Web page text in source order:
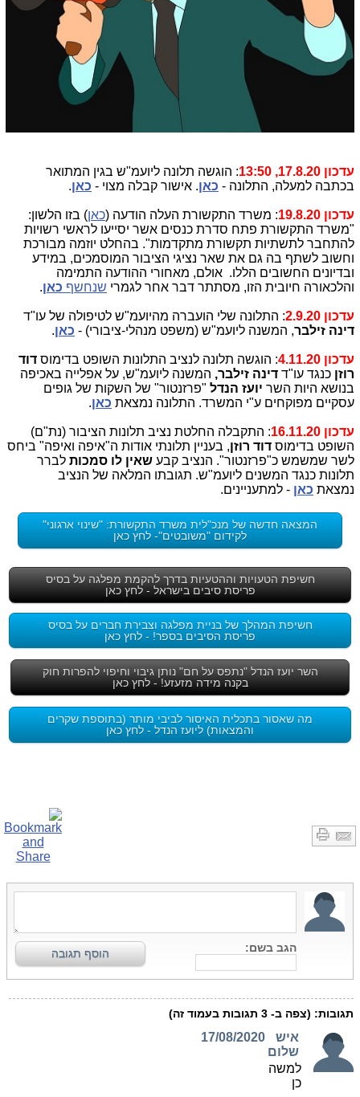
עדכון 17.8.20, 13:50
: הוגשה תלונה ליועמ"ש בגין המתואר
בכתבה למעלה, התלונה - כאן. אישור קבלה מצוי - כאן.
עדכון 19.8.20 : משרד התקשורת העלה הודעה (כאן) בזו הלשון:
"משרד התקשורת פתח סדרת כנסים אשר יסייעו לראשי רשויות
להתחבר לתשתיות תקשורת מתקדמות". בהחלט יוזמה מבורכת
וחשוב לשתף בה גם את שאר נציגי הציבור המוסמכים, במידע
ובדיונים החשובים הללו. אולם, מאחורי ההודעה התמימה
והלכאורה חיובית הזו, מסתתר דבר אחר לגמרי שנחשף כאן.
עדכון 2.9.20
: התלונה שלי הועברה מהיועמ"ש לטיפולה של עו"ד
דינה זילבר, המשנה ליועמ"ש (משפט מנהלי-ציבורי) - כאן.
עדכון 4.11.20 : הוגשה תלונה לנציב התלונות השופט בדימוס דוד
רוזן כנגד עו"ד דינה זילבר, המשנה ליועמ"ש, על אפלייה באכיפה
בנושא היות השר יועז הנדל "פרזנטור" של השקות של גופים
עסקיים מפוקחים ע"י המשרד. התלונה נמצאת כאן.
עדכון 16.11.20
: התקבלה החלטת נציב תלונות הציבור (נת"ם)
השופט בדימוס דוד רוזן, בעניין תלונתי אודות ה"איפה ואיפה" ביחס
לשר שמשמש כ"פרזנטור". הנציב קבע שאין לו סמכות לברר
תלונות כנגד המשנים ליועמ"ש. תגובתו המלאה של הנציב
נמצאת כאן - למתעניינים.
המצאה חדשה של מנכ"לית משרד התקשורת: "שינוי ארגוני"
לקידום "משובטים"- לחץ כאן
חשיפת הטעויות וההטעיות בדרך להקמת מפלגה על בסיס
פריסת סיבים בישראל - לחץ כאן
חשיפת המהלך של בניית מפלגה וצבירת חברים על בסיס
פריסת הסיבים בספר! - לחץ כאן
השר יועז הנדל "נתפס על חם" נותן גיבוי וחיפוי להפרות חוק
בקנה מידה מזעזע! - לחץ כאן
מה שאסור בתכלית האיסור לביבי מותר (בתוספת שקרים
והמצאות) ליועז הנדל - לחץ כאן